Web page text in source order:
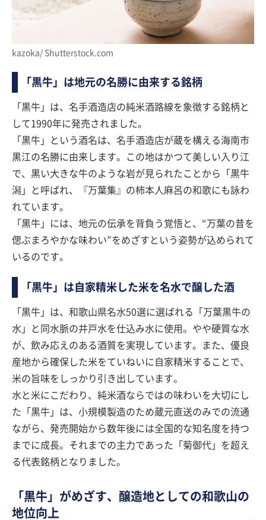
kazoka/ Shutterstock.com
「黒牛」は地元の名勝に由来する銘柄
「黒牛」は、名手酒造店の純米酒路線を象徴する銘柄と
して1990年に発売されました。
「黒牛」という酒名は、名手酒造店が蔵を構える海南市
黒江の名勝に由来します。この地はかつて美しい入り江
で、黒い大きな牛のような岩が見られたことから「黒牛
潟」と呼ばれ、『万葉集』の柿本人麻呂の和歌にも詠わ
れています。
「黒牛」には、地元の伝承を背負う覚悟と、“万葉の昔を
偲ぶまろやかな味わい”をめざすという姿勢が込められて
いるのです。
「黒牛」は自家精米した米を名水で醸した酒
「黒牛」は、和歌山県名水50選に選ばれる「万葉黒牛の
水」と同水脈の井戸水を仕込み水に使用。やや硬質な水
が、飲み応えのある酒質を実現しています。また、優良
産地から確保した米をていねいに自家精米することで、
米の旨味をしっかり引き出しています。
水と米にこだわり、純米酒ならではの味わいを大切にし
た「黒牛」は、小規模製造のため蔵元直送のみでの流通
ながら、発売開始から数年後には全国的な知名度を持つ
までに成長。それまでの主力であった「菊御代」を超え
る代表銘柄となりました。
「黒牛」がめざす、醸造地としての和歌山の
地位向上